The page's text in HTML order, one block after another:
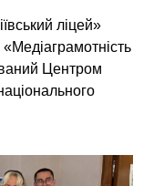
ліцей»
Центром